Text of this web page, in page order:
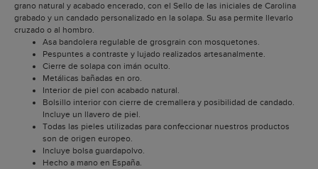
grano natural y acabado encerado, con el Sello de las iniciales de Carolina
grabado y un candado personalizado en la solapa. Su asa permite llevarlo
cruzado o al hombro.
Asa bandolera regulable de grosgrain con mosquetones.
Pespuntes a contraste y lujado realizados artesanalmente.
Cierre de solapa con imán oculto.
Metálicas bañadas en oro.
Interior de piel con acabado natural.
Bolsillo interior con cierre de cremallera y posibilidad de candado.
Incluye un llavero de piel.
Todas las pieles utilizadas para confeccionar nuestros productos
son de origen europeo.
Incluye bolsa guardapolvo.
Hecho a mano en España.